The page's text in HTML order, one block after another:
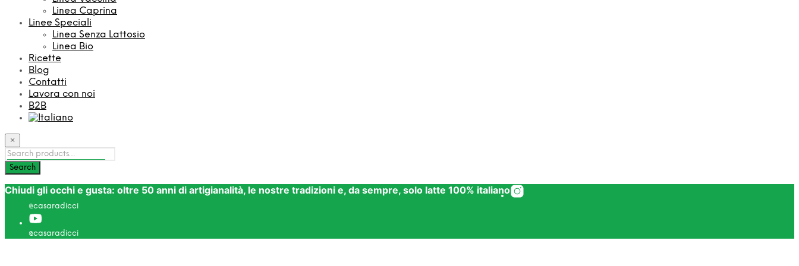
Linea Caprina
Linee Speciali
Linea Senza Lattosio
Linea Bio
Ricette
Blog
Contatti
Lavora con noi
B2B
×
Chiudi gli occhi e gusta: oltre 50 anni di artigianalità, le nostre tradizioni e, da sempre, solo latte 100% italiano